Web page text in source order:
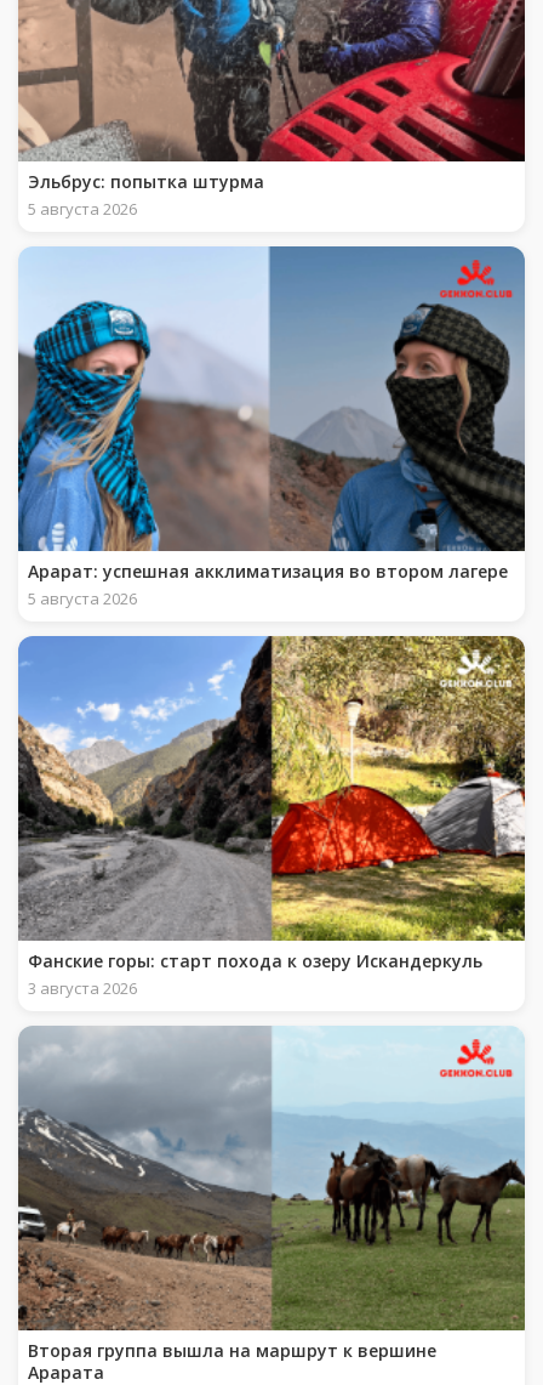
Эльбрус: попытка штурма
5 августа 2026
Арарат: успешная акклиматизация во втором лагере
5 августа 2026
Фанские горы: старт похода к озеру Искандеркуль
3 августа 2026
Вторая группа вышла на маршрут к вершине
Арарата